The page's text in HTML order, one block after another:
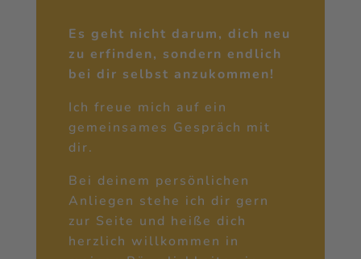
Es geht nicht darum, dich neu
zu erfinden, sondern endlich
bei dir selbst anzukommen!
Ich freue mich auf ein
gemeinsames Gespräch mit
dir.
Bei deinem persönlichen
Anliegen stehe ich dir gern
zur Seite und heiße dich
herzlich willkommen in